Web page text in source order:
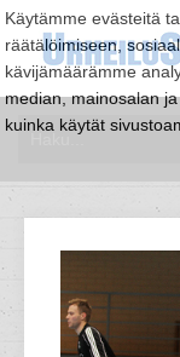
Käytämme evästeitä
räätälöimiseen,
kävijämäärämme
median, mainosalan
kuinka käytät